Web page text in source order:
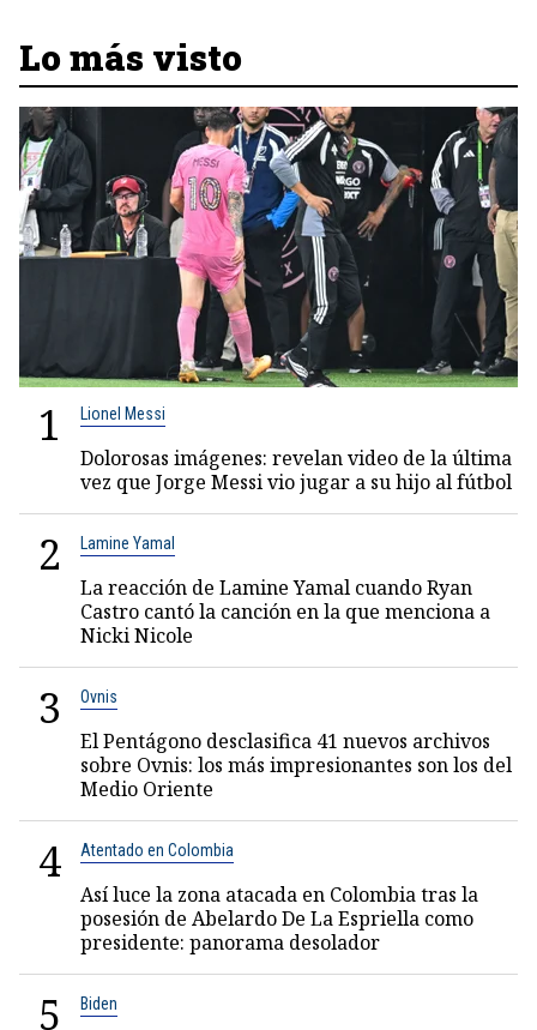
Lo más visto
1 Lionel Messi
Dolorosas imágenes: revelan video de la última
vez que Jorge Messi vio jugar a su hijo al fútbol
2 Lamine Yamal
La reacción de Lamine Yamal cuando Ryan
Castro cantó la canción en la que menciona a
Nicki Nicole
3 Ovnis
El Pentágono desclasifica 41 nuevos archivos
sobre Ovnis: los más impresionantes son los del
Medio Oriente
4 Atentado en Colombia
Así luce la zona atacada en Colombia tras la
posesión de Abelardo De La Espriella como
presidente: panorama desolador
5 Biden